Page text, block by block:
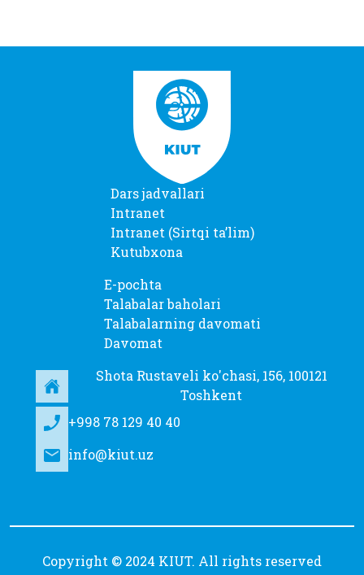
Dars jadvallari
Intranet
Intranet (Sirtqi taʼlim)
Kutubxona
E-pochta
Talabalar baholari
Talabalarning davomati
Davomat
Shota Rustaveli ko'chasi, 156, 100121
Toshkent
+998 78 129 40 40
info@kiut.uz
Copyright © 2024 KIUT. All rights reserved